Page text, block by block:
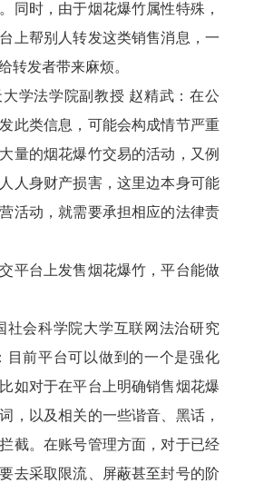
同时，由于烟花爆竹属性特殊，
上帮别人转发这类销售消息，一
转发者带来麻烦。
法学院副教授 赵精武：在公
此类信息，可能会构成情节严重
量的烟花爆竹交易的活动，又例
人身财产损害，这里边本身可能
活动，就需要承担相应的法律责
台上发售烟花爆竹，平台能做
会科学院大学互联网法治研究
目前平台可以做到的一个是强化
如对于在平台上明确销售烟花爆
，以及相关的一些谐音、黑话，
截。在账号管理方面，对于已经
去采取限流、屏蔽甚至封号的阶